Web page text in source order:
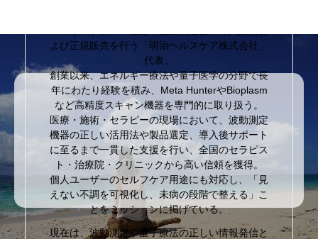
よび正規販売を行う「明治ヘルスケア株式会社」
代表。
創業以来、エネルギー療法や量子医学の分野で長
年にわたり経験を積み、Meta HunterやBioplasm
など高精度スキャン機器を専門的に取り扱う。
医療・施術・セラピーの現場において、波動測定
機器の正しい活用法や製品選定、導入後サポート
に至るまで一貫した支援を行い、全国のセラピス
ト・治療院・クリニックから高い信頼を獲得。
個人ユーザーのセルフケア用途にも対応し、「見
えない不調を可視化し、未病の段階で整える」こ
とをミッションに掲げている。
現在は、波動測定や量子療法の正しい情報発信と